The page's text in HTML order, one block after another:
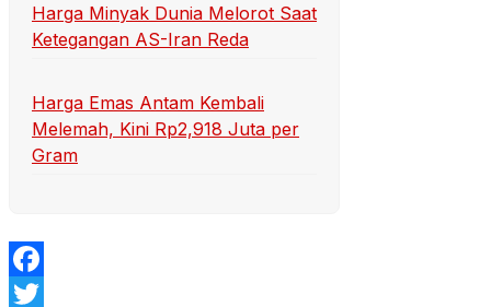
Harga Minyak Dunia Melorot Saat
Ketegangan AS-Iran Reda
Harga Emas Antam Kembali
Melemah, Kini Rp2,918 Juta per
Gram
Facebook